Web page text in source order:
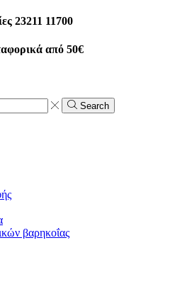
23211 11700
από 50€
Search
βαρηκοΐας